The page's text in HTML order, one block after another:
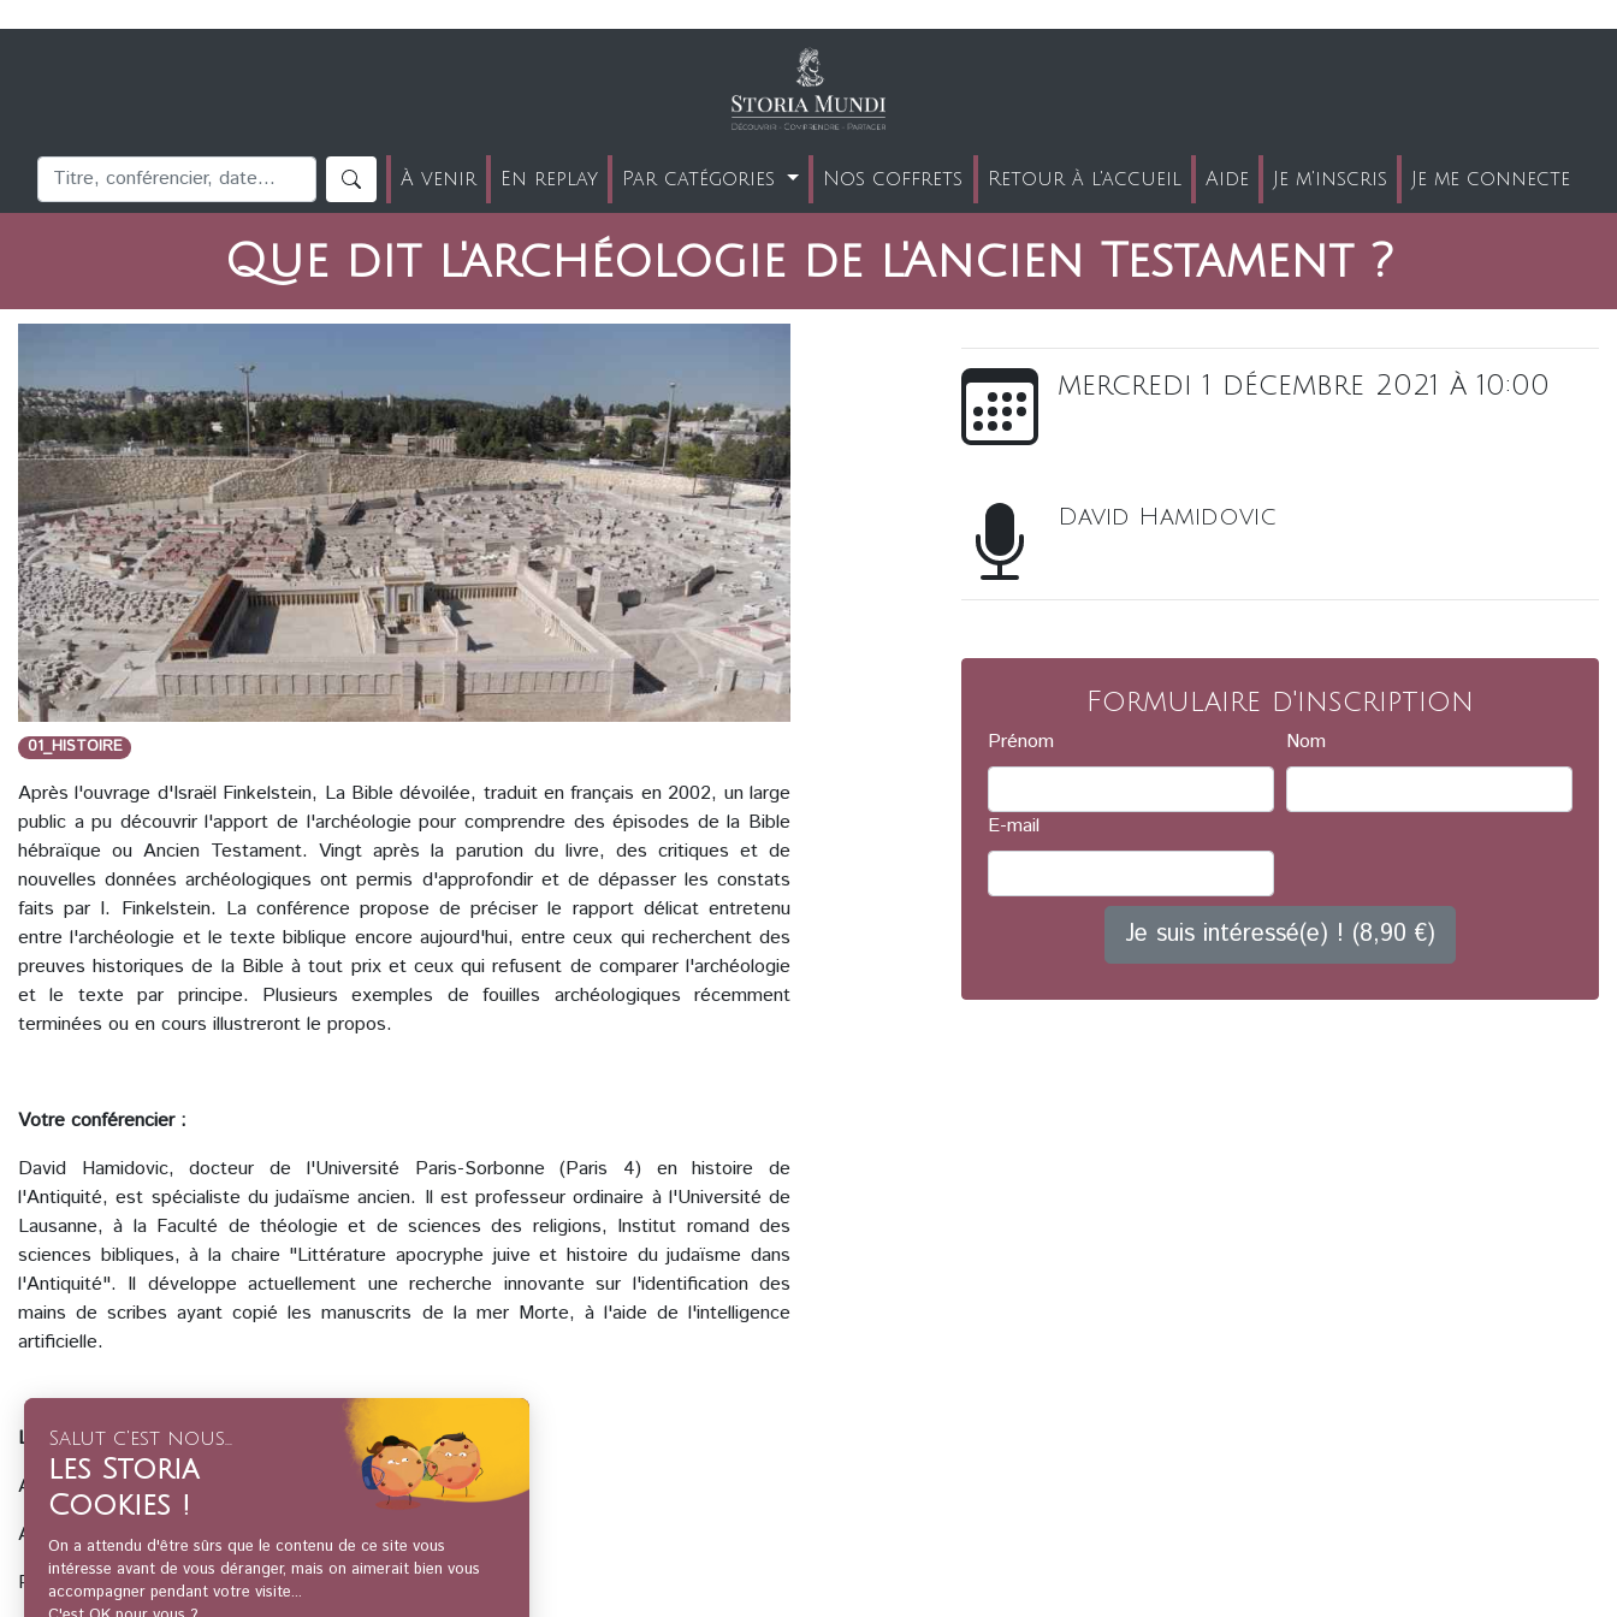
À venir En replay Par catégories Nos coffrets Retour à l'accueil Aide Je m'inscris Je me connecte
Que dit l'archéologie de l'Ancien Testament ?
01_HISTOIRE
Après l'ouvrage d'Israël Finkelstein, La Bible dévoilée, traduit en français en 2002, un large
public a pu découvrir l'apport de l'archéologie pour comprendre des épisodes de la Bible
hébraïque ou Ancien Testament. Vingt après la parution du livre, des critiques et de
nouvelles données archéologiques ont permis d'approfondir et de dépasser les constats
faits par I. Finkelstein. La conférence propose de préciser le rapport délicat entretenu
entre l'archéologie et le texte biblique encore aujourd'hui, entre ceux qui recherchent des
preuves historiques de la Bible à tout prix et ceux qui refusent de comparer l'archéologie
et le texte par principe. Plusieurs exemples de fouilles archéologiques récemment
terminées ou en cours illustreront le propos.
Votre conférencier :
David Hamidovic, docteur de l'Université Paris-Sorbonne (Paris 4) en histoire de
l'Antiquité, est spécialiste du judaïsme ancien. Il est professeur ordinaire à l'Université de
Lausanne, à la Faculté de théologie et de sciences des religions, Institut romand des
sciences bibliques, à la chaire "Littérature apocryphe juive et histoire du judaïsme dans
l'Antiquité". Il développe actuellement une recherche innovante sur l'identification des
mains de scribes ayant copié les manuscrits de la mer Morte, à l'aide de l'intelligence
artificielle.
Les dates à retenir :
Age du Bronze : 3500-1150 av. J.-C.
Age du Fer I-II: 1150-586 av. J.-C.
Période babylonienne 586-538 av. J.-C.
mercredi 1 décembre 2021 à 10:00
David Hamidovic
Formulaire d'inscription
Prénom Nom
E-mail
Je suis intéressé(e) ! (8,90 €)